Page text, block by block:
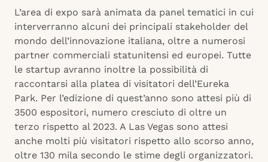
L’area di expo sarà animata da panel tematici in cui
interverranno alcuni dei principali stakeholder del
mondo dell’innovazione italiana, oltre a numerosi
partner commerciali statunitensi ed europei. Tutte
le startup avranno inoltre la possibilità di
raccontarsi alla platea di visitatori dell’Eureka
Park. Per l’edizione di quest’anno sono attesi più di
3500 espositori, numero cresciuto di oltre un
terzo rispetto al 2023. A Las Vegas sono attesi
anche molti più visitatori rispetto allo scorso anno,
oltre 130 mila secondo le stime degli organizzatori.